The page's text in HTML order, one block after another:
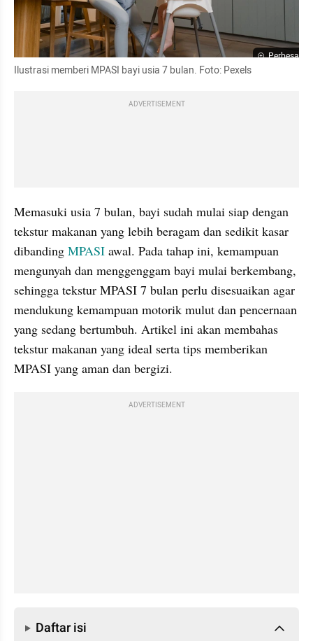
Perbesar
Ilustrasi memberi MPASI bayi usia 7 bulan. Foto: Pexels
ADVERTISEMENT
Memasuki usia 7 bulan, bayi sudah mulai siap dengan
tekstur makanan yang lebih beragam dan sedikit kasar
dibanding MPASI awal. Pada tahap ini, kemampuan
mengunyah dan menggenggam bayi mulai berkembang,
sehingga tekstur MPASI 7 bulan perlu disesuaikan agar
mendukung kemampuan motorik mulut dan pencernaan
yang sedang bertumbuh. Artikel ini akan membahas
tekstur makanan yang ideal serta tips memberikan
MPASI yang aman dan bergizi.
ADVERTISEMENT
Daftar isi